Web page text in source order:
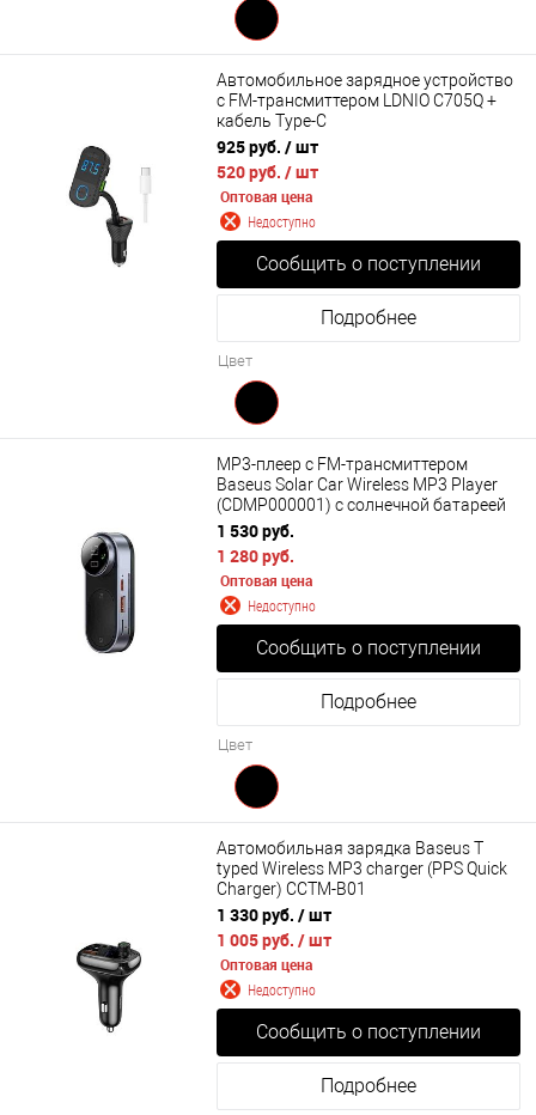
Автомобильное зарядное устройство
с FM-трансмиттером LDNIO C705Q +
кабель Type-C
925 руб. / шт
520 руб. / шт
Оптовая цена
Недоступно
Сообщить о поступлении
Подробнее
Цвет
MP3-плеер с FM-трансмиттером
Baseus Solar Car Wireless MP3 Player
(CDMP000001) с солнечной батареей
1 530 руб.
1 280 руб.
Оптовая цена
Недоступно
Сообщить о поступлении
Подробнее
Цвет
Автомобильная зарядка Baseus T
typed Wireless MP3 charger (PPS Quick
Charger) CCTM-B01
1 330 руб. / шт
1 005 руб. / шт
Оптовая цена
Недоступно
Сообщить о поступлении
Подробнее